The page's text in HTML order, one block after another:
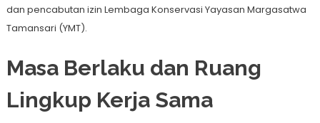
dan pencabutan izin Lembaga Konservasi Yayasan Margasatwa
Tamansari (YMT).
Masa Berlaku dan Ruang
Lingkup Kerja Sama